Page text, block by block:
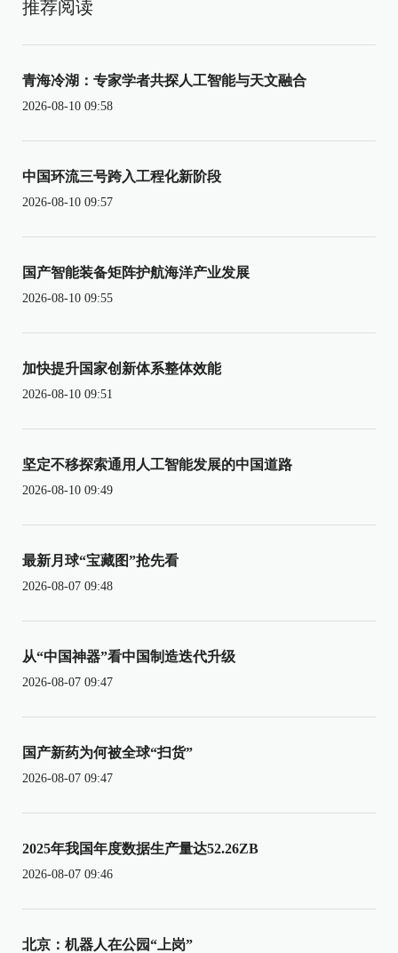
推荐阅读
青海冷湖：专家学者共探人工智能与天文融合
2026-08-10 09:58
中国环流三号跨入工程化新阶段
2026-08-10 09:57
国产智能装备矩阵护航海洋产业发展
2026-08-10 09:55
加快提升国家创新体系整体效能
2026-08-10 09:51
坚定不移探索通用人工智能发展的中国道路
2026-08-10 09:49
最新月球“宝藏图”抢先看
2026-08-07 09:48
从“中国神器”看中国制造迭代升级
2026-08-07 09:47
国产新药为何被全球“扫货”
2026-08-07 09:47
2025年我国年度数据生产量达52.26ZB
2026-08-07 09:46
北京：机器人在公园“上岗”